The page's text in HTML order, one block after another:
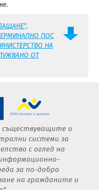
ПОС
НА
ОТ
съществуващите и
системи за
с оглед на
за по-добро
на гражданите и